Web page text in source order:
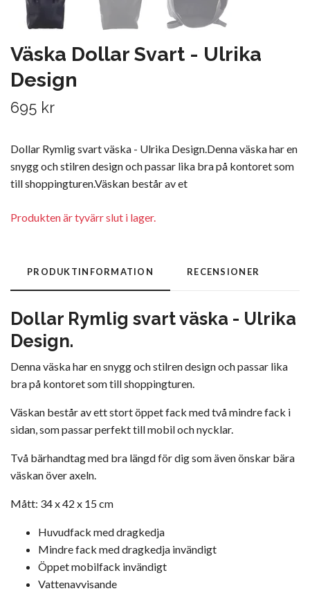
Väska Dollar Svart - Ulrika
Design
695 kr
Dollar Rymlig svart väska - Ulrika Design.Denna väska har en
snygg och stilren design och passar lika bra på kontoret som
till shoppingturen.Väskan består av et
Produkten är tyvärr slut i lager.
PRODUKTINFORMATION RECENSIONER
Dollar Rymlig svart väska - Ulrika
Design.
Denna väska har en snygg och stilren design och passar lika
bra på kontoret som till shoppingturen.
Väskan består av ett stort öppet fack med två mindre fack i
sidan, som passar perfekt till mobil och nycklar.
Två bärhandtag med bra längd för dig som även önskar bära
väskan över axeln.
Mått: 34 x 42 x 15 cm
Huvudfack med dragkedja
Mindre fack med dragkedja invändigt
Öppet mobilfack invändigt
Vattenavvisande